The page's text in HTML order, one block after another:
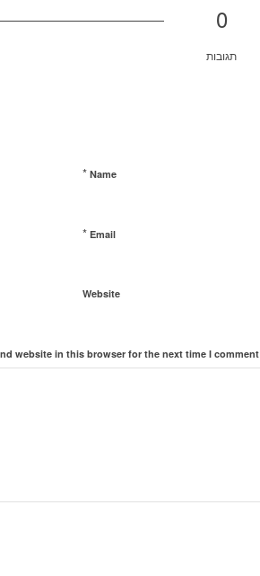
0
תגובות
Name
*
Email
*
Website
website in this browser for the next time I comment.